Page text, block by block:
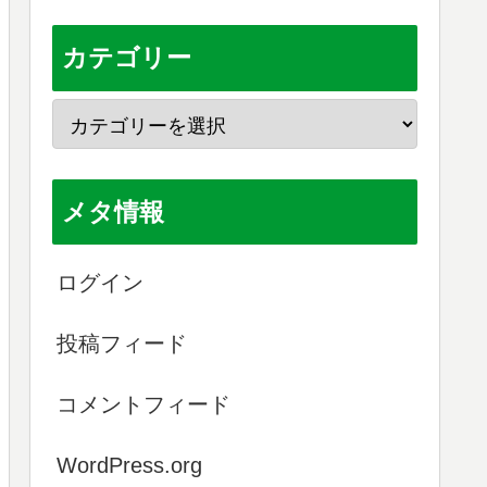
カテゴリー
メタ情報
ログイン
投稿フィード
コメントフィード
WordPress.org